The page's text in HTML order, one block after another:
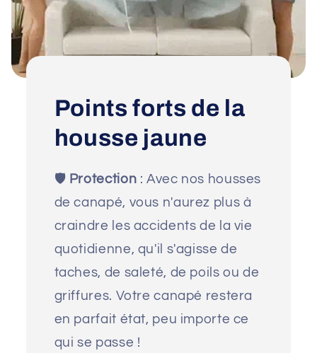
Points forts de la
housse jaune
🛡️ Protection : Avec nos housses
de canapé, vous n'aurez plus à
craindre les accidents de la vie
quotidienne, qu'il s'agisse de
taches, de saleté, de poils ou de
griffures. Votre canapé restera
en parfait état, peu importe ce
qui se passe !